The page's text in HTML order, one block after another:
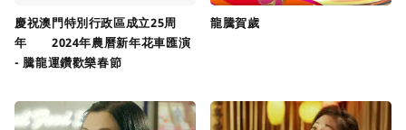
慶祝澳門特別行政區成立25周
年 2024年農曆新年花車匯演
- 騰龍運鑽歡樂春節
龍騰賀歲